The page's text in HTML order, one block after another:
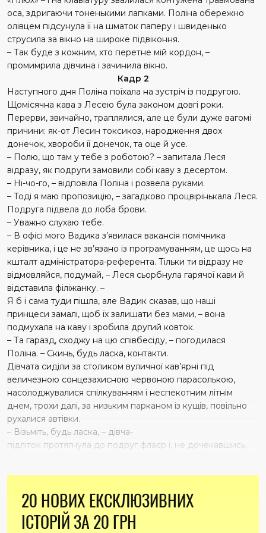
оса, здригаючи тоненькими лап­ками. Поліна обережно
олівцем підсунула її на шматок паперу і швиденько
струсила за вікно на широке підвіконня.
– Так буде з кожним, хто перетне мій кордон, –
промимрила дівчина і зачинила вікно.
Кадр 2
Наступного дня Поліна поїхала на зустріч із подругою.
Щомісячна кава з Лесею була законом довгі роки.
Перерви, звичайно, траплялися, але це були дуже вагомі
причини: як-от Лесин токсикоз, народження двох
донечок, хвороби її донечок, та оце й усе.
– Полю, що там у тебе з роботою? – запитала Леся
відразу, як подруги замовили собі каву з десертом.
– Ні-чо-го, – відповіла Поліна і розвела руками.
– Тоді я маю пропозицію, – загадково процвірінькала Леся.
Подруга підвела до лоба брови.
– Уважно слухаю тебе.
– В офісі мого Вадика з’явилася вакансія помічника
керівника, і це не зв’язано із програмуванням, це щось на
кшталт адміністратора-референта. Тільки ти відразу не
відмовляйся, подумай, – Леся сьорбнула гарячої кави й
відставила філіжанку. –
Я б і сама туди пішла, але Вадик сказав, що наші
принцеси замалі, щоб їх залишати без мами, – вона
подмухала на каву і зробила другий ковток.
– Та гаразд, сходжу на цю співбесіду, – погодилася
Поліна. – Скинь, будь ласка, контакти.
Дівчата сиділи за столиком вуличної кав’ярні під
величезною сонцезахисною червоною парасолькою,
насолоджувалися спілкуванням і неспекотним літнім
днем, трохи далі, за низьким парканом із кущів, повільно
рухалися автівки.
– Візьміть, будь ласка, – дівча-
підліток протягнула до подруг флаєр і, не дочекавшись,
глянцевий папір. – Це у нас… це у нас фотовиставка
«Жіноче тіло», цікаво… адреса… то це зовсім поруч. А
сходімо! Це зайва година. Вадик на роботі, з дівчатками
20 НОВИХ ЕКСКЛЮЗИВНИХ
ІСТОРІЙ ЗА 20 ГРН